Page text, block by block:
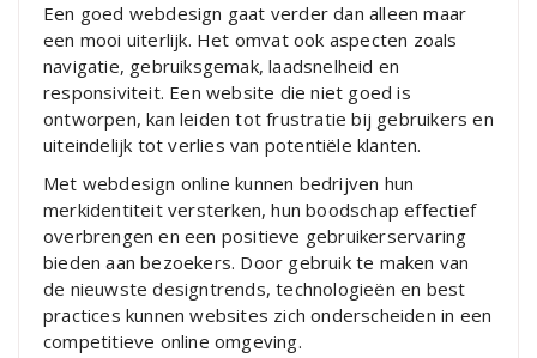
Een goed webdesign gaat verder dan alleen maar
een mooi uiterlijk. Het omvat ook aspecten zoals
navigatie, gebruiksgemak, laadsnelheid en
responsiviteit. Een website die niet goed is
ontworpen, kan leiden tot frustratie bij gebruikers en
uiteindelijk tot verlies van potentiële klanten.
Met webdesign online kunnen bedrijven hun
merkidentiteit versterken, hun boodschap effectief
overbrengen en een positieve gebruikerservaring
bieden aan bezoekers. Door gebruik te maken van
de nieuwste designtrends, technologieën en best
practices kunnen websites zich onderscheiden in een
competitieve online omgeving.